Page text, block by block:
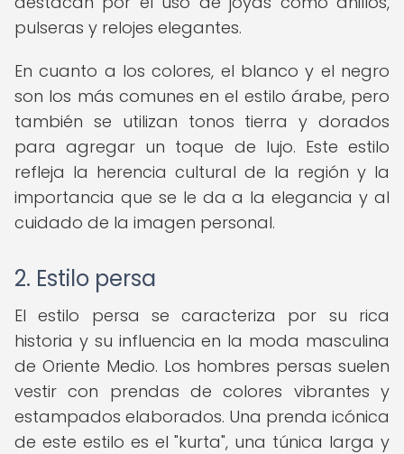
pulseras y relojes elegantes.
En cuanto a los colores, el blanco y el negro
son los más comunes en el estilo árabe, pero
también se utilizan tonos tierra y dorados
para agregar un toque de lujo. Este estilo
refleja la herencia cultural de la región y la
importancia que se le da a la elegancia y al
cuidado de la imagen personal.
2. Estilo persa
El estilo persa se caracteriza por su rica
historia y su influencia en la moda masculina
de Oriente Medio. Los hombres persas suelen
vestir con prendas de colores vibrantes y
estampados elaborados. Una prenda icónica
de este estilo es el "kurta", una túnica larga y